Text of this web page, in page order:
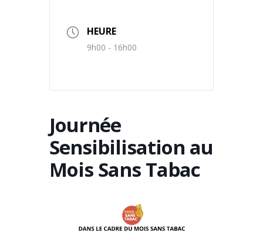
HEURE
9h00 - 16h00
Journée
Sensibilisation au
Mois Sans Tabac